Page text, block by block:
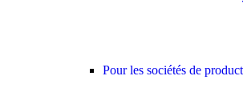
Pour les sociétés de